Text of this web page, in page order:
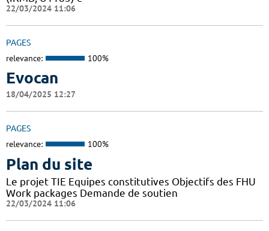
22/03/2024 11:06
PAGES
relevance: 100%
Evocan
18/04/2025 12:27
PAGES
relevance: 100%
Plan du site
Le projet TIE Equipes constitutives Objectifs des FHU
Work packages Demande de soutien
22/03/2024 11:06